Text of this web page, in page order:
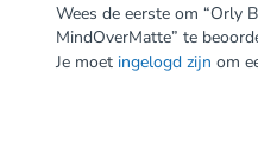
Wees de eerste om “Orly
MindOverMatte” te
Je moet ingelogd zijn om